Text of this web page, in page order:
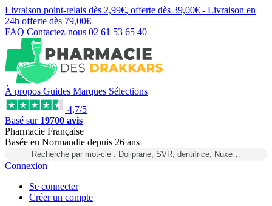
Livraison point-relais dès 2,99€, offerte dès 39,00€ - Livraison en
24h offerte dès 79,00€
FAQ Contactez-nous 02 61 53 65 40
À propos Guides Marques Sélections
4,7/5
Basé sur 19700 avis
Pharmacie Française
Basée en Normandie depuis 26 ans
Recherche par mot-clé : Doliprane, SVR, dentifrice, Nuxe…
Connexion
Se connecter
Créer un compte